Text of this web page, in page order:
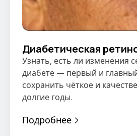
Диабетическая
Узнать, есть ли изменения
диабете — первый и
сохранить чёткое и
долгие годы.
Подробнее